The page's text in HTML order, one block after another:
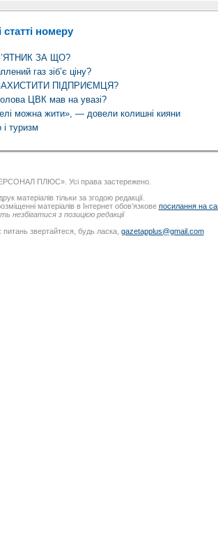
статті номеру
ЗА ЩО?
газ зіб’є ціну?
ПІДПРИЄМЦЯ?
ЦВК мав на увазі?
можна жити», — довели колишні кияни
туризм
ПЛЮС». Усі права застережено.
матеріалів тільки за згодою редакції.
матеріалів в Інтернет обов’язкове посилання на
незбігатися з позицією редакції
питань звертайтеся, будь ласка, gazetapplus@gmail.com